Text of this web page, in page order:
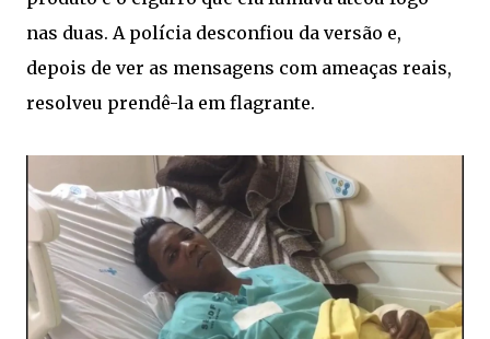
nas duas. A polícia desconfiou da versão e,
depois de ver as mensagens com ameaças reais,
resolveu prendê-la em flagrante.